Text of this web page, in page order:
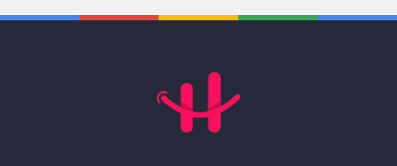
Atölyesi" ile...
Festivali,...